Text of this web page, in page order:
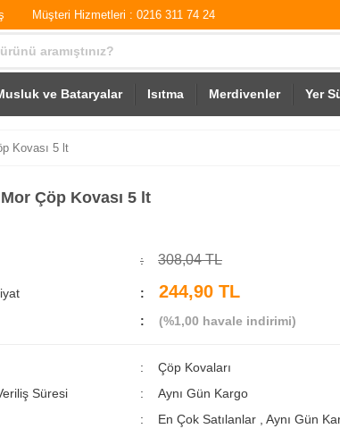
Müşteri Hizmetleri : 0216 311 74 24
ve Bataryalar Isıtma Merdivenler Yer
Kovası 5 lt
Çöp Kovası 5 lt
308,04 TL
244,90 TL
(%1,00 havale indirimi)
Çöp Kovaları
Süresi
Aynı Gün Kargo
En Çok Satılanlar Aynı Gün